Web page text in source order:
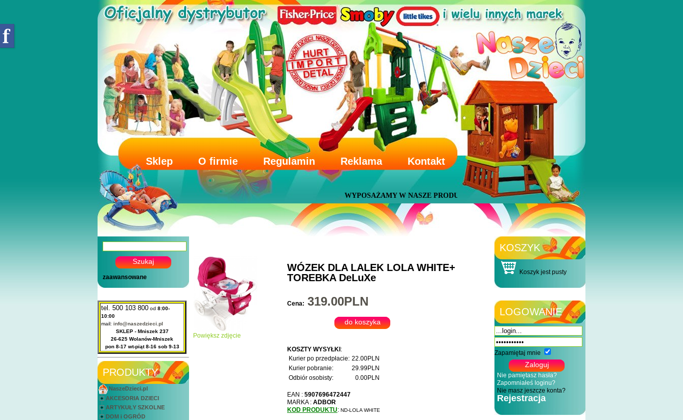
Sklep O firmie Regulamin Reklama Kontakt
WYPOSAŻAMY W NASZE PRODUKTY PRZEDSZKOLA, PLACE ZABAW, SALE ZABAW, KLUBY MALUSZKA,
zaawansowane
tel. 500 103 800 od 8:00-
10:00
mail: info@naszedzieci.pl
SKLEP - Mniszek 237
26-625 Wolanów-Mniszek
pon 8-17 wt-piąt 8-16 sob 9-13
PRODUKTY
NaszeDzieci.pl
AKCESORIA DZIECI
ARTYKUŁY SZKOLNE
DOM i OGRÓD
Powiększ zdjęcie
WÓZEK DLA LALEK LOLA WHITE+
TOREBKA DeLuXe
Cena: 319.00PLN
KOSZTY WYSYŁKI:
Kurier po przedpłacie: 22.00PLN
Kurier pobranie:
29.99PLN
Odbiór osobisty:
0.00PLN
EAN : 5907696472447
MARKA : ADBOR
KOD PRODUKTU: ND-LOLA WHITE
KOSZYK
Koszyk jest pusty
LOGOWANIE
Zapamiętaj mnie
Nie pamiętasz hasła?
Zapomniałeś loginu?
Nie masz jeszcze konta?
Rejestracja